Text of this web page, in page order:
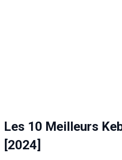
Les 10 Meilleurs
[2024]